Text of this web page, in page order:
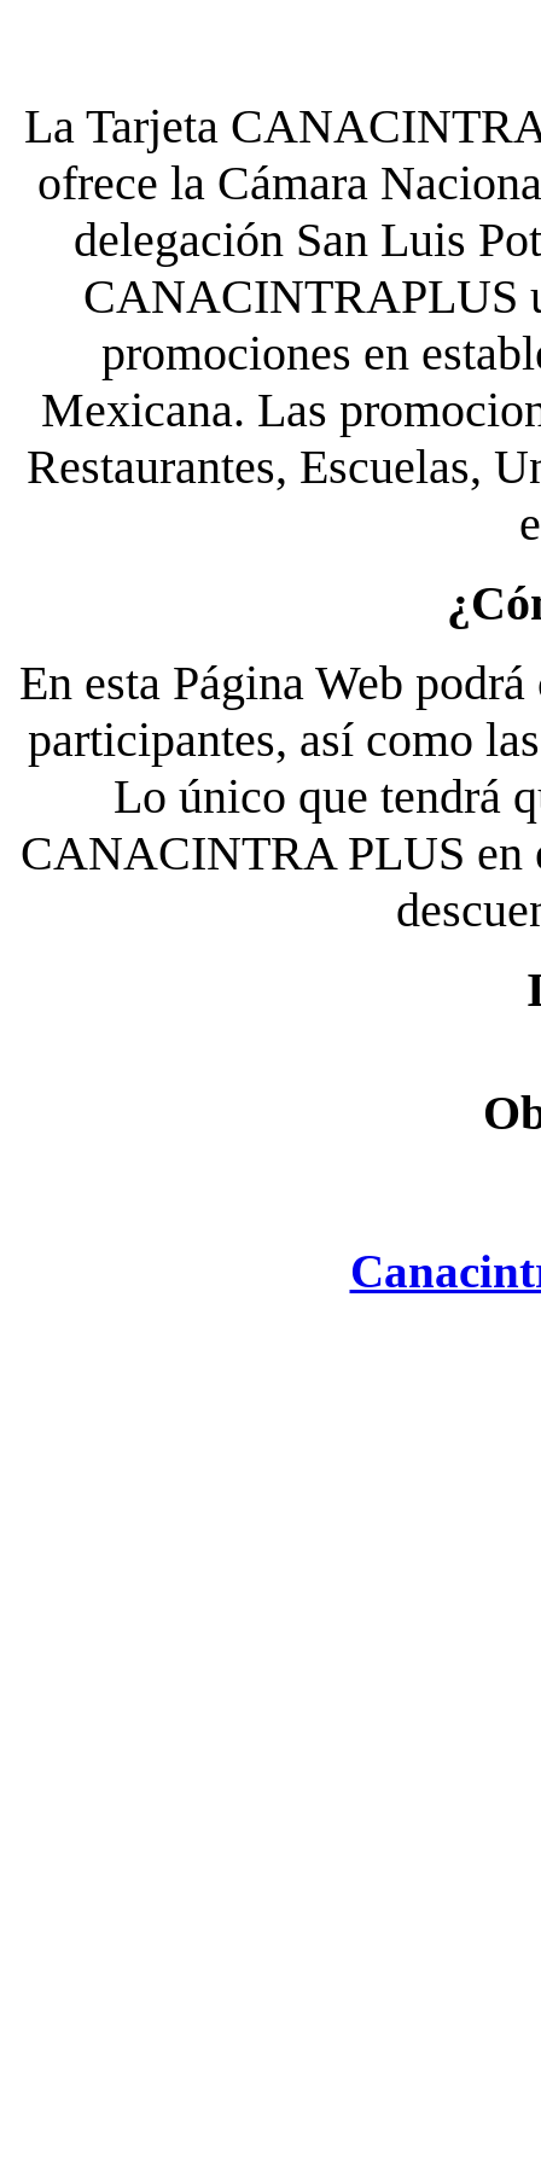
La Tarjeta
ofrece la Cámara
delegación San Luis
CANACINTRAPLUS
promociones en
Mexicana. Las
Restaurantes, Escuelas,
En esta Página Web
participantes, así como
Lo único que tendrá
CANACINTRA PLUS en